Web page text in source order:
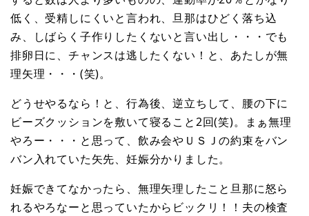
低く、受精しにくいと言われ、旦那はひどく落ち込
み、しばらく子作りしたくないと言い出し・・・でも
排卵日に、チャンスは逃したくない！と、あたしが無
理矢理・・・(笑)。
どうせやるなら！と、行為後、逆立ちして、腰の下に
ビーズクッションを敷いて寝ること2回(笑)。まぁ無理
やろー・・・と思って、飲み会やＵＳＪの約束をバン
バン入れていた矢先、妊娠分かりました。
妊娠できてなかったら、無理矢理したこと旦那に怒ら
れるやろなーと思っていたからビックリ！！夫の検査